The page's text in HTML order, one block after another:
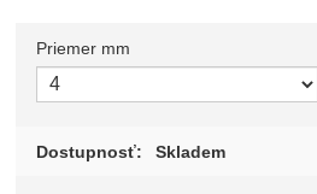
Zvoľte variant
Priemer mm
Dostupnosť: Skladem